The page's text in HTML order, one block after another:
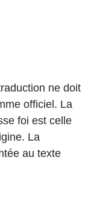
ne doit
officiel. La
foi est celle
La
au texte